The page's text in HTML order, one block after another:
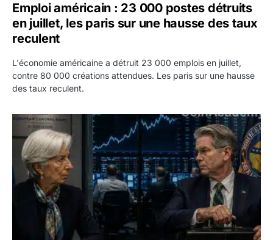
Emploi américain : 23 000 postes détruits
en juillet, les paris sur une hausse des taux
reculent
L'économie américaine a détruit 23 000 emplois en juillet,
contre 80 000 créations attendues. Les paris sur une hausse
des taux reculent.
Yen : Washington a vendu des euros sans prévenir la